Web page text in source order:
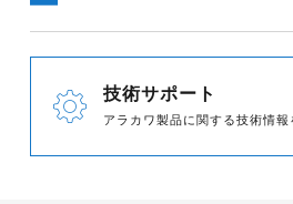
技術サポート
アラカワ製品に関する技術情報